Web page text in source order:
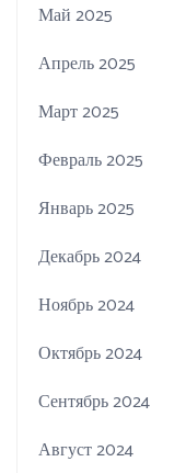
Май 2025
Апрель 2025
Март 2025
Февраль 2025
Январь 2025
Декабрь 2024
Ноябрь 2024
Октябрь 2024
Сентябрь 2024
Август 2024